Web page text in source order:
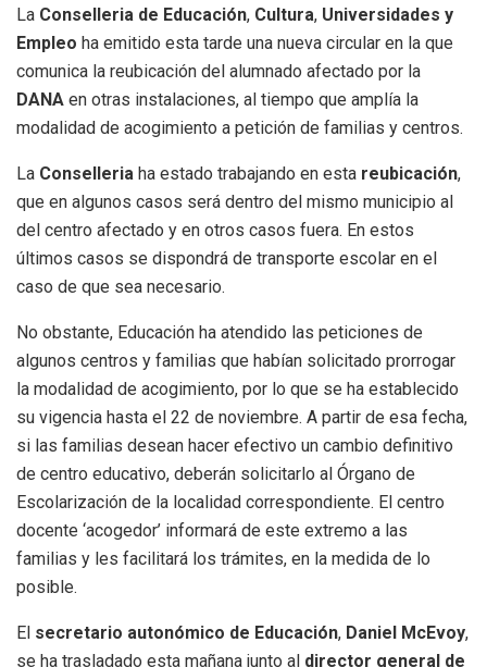
La Conselleria de Educación, Cultura, Universidades y
Empleo ha emitido esta tarde una nueva circular en la que
comunica la reubicación del alumnado afectado por la
DANA en otras instalaciones, al tiempo que amplía la
modalidad de acogimiento a petición de familias y centros.
La Conselleria ha estado trabajando en esta reubicación,
que en algunos casos será dentro del mismo municipio al
del centro afectado y en otros casos fuera. En estos
últimos casos se dispondrá de transporte escolar en el
caso de que sea necesario.
No obstante, Educación ha atendido las peticiones de
algunos centros y familias que habían solicitado prorrogar
la modalidad de acogimiento, por lo que se ha establecido
su vigencia hasta el 22 de noviembre. A partir de esa fecha,
si las familias desean hacer efectivo un cambio definitivo
de centro educativo, deberán solicitarlo al Órgano de
Escolarización de la localidad correspondiente. El centro
docente ‘acogedor’ informará de este extremo a las
familias y les facilitará los trámites, en la medida de lo
posible.
El secretario autonómico de Educación, Daniel McEvoy,
se ha trasladado esta mañana junto al director general de